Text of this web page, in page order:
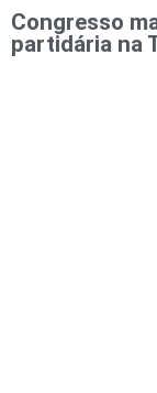
Congresso
partidária na